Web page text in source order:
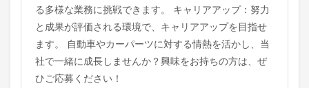
る多様な業務に挑戦できます。 キャリアアップ：努力
と成果が評価される環境で、キャリアアップを目指せ
ます。 自動車やカーパーツに対する情熱を活かし、当
社で一緒に成長しませんか？興味をお持ちの方は、ぜ
ひご応募ください！